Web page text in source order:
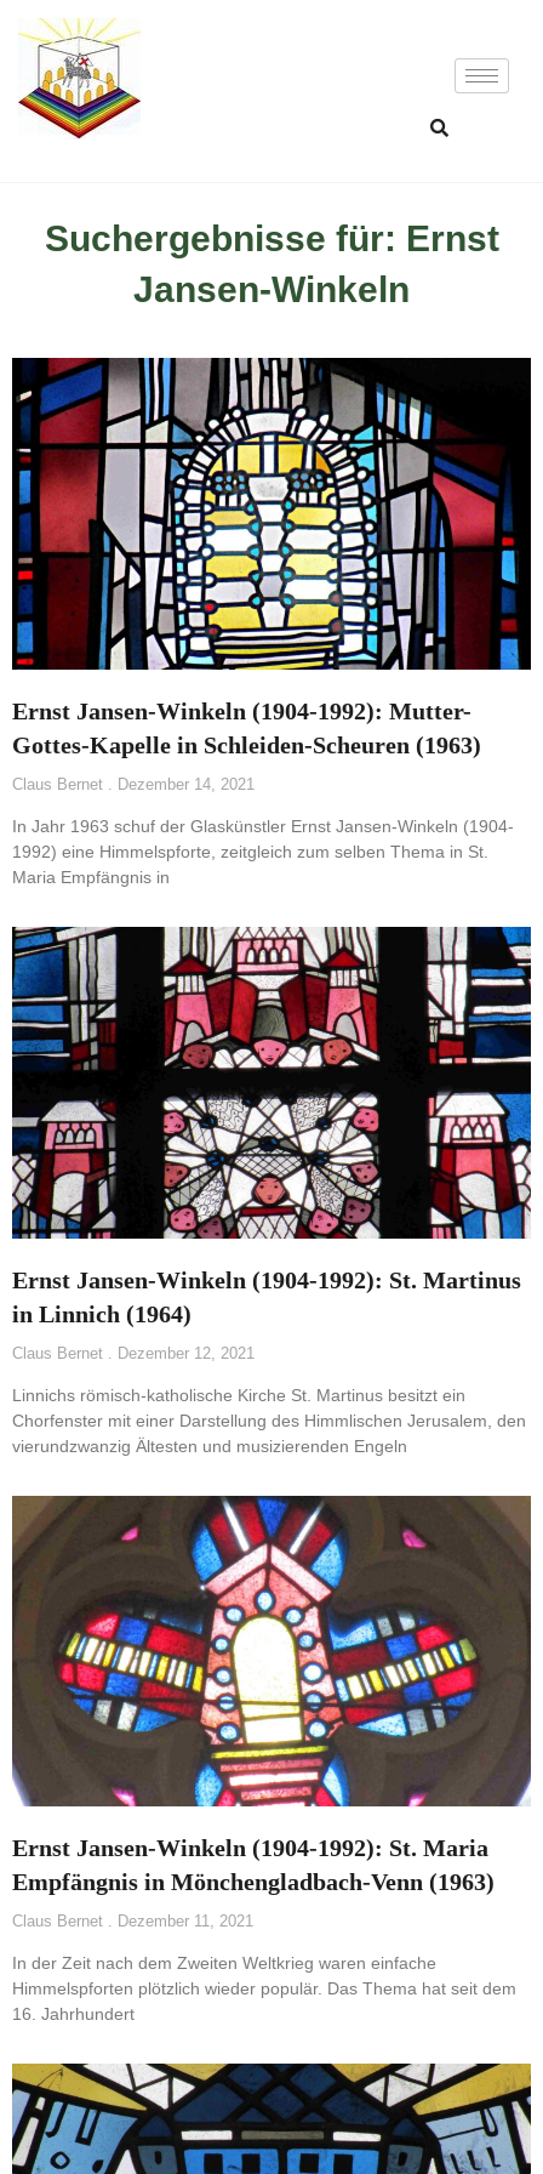
Suchergebnisse für: Ernst
Jansen-Winkeln
Ernst Jansen-Winkeln (1904-1992): Mutter-
Gottes-Kapelle in Schleiden-Scheuren (1963)
Claus Bernet Dezember 14, 2021
In Jahr 1963 schuf der Glaskünstler Ernst Jansen-Winkeln (1904-
1992) eine Himmelspforte, zeitgleich zum selben Thema in St.
Maria Empfängnis in
Ernst Jansen-Winkeln (1904-1992): St. Martinus
in Linnich (1964)
Claus Bernet Dezember 12, 2021
Linnichs römisch-katholische Kirche St. Martinus besitzt ein
Chorfenster mit einer Darstellung des Himmlischen Jerusalem, den
vierundzwanzig Ältesten und musizierenden Engeln
Ernst Jansen-Winkeln (1904-1992): St. Maria
Empfängnis in Mönchengladbach-Venn (1963)
Claus Bernet Dezember 11, 2021
In der Zeit nach dem Zweiten Weltkrieg waren einfache
Himmelspforten plötzlich wieder populär. Das Thema hat seit dem
16. Jahrhundert